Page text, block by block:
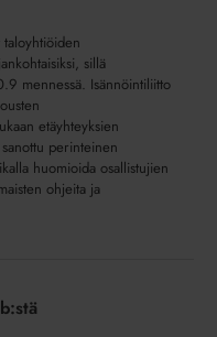
taloyhtiöiden
sillä
mennessä. Isännöintiliitto
etäyhteyksien
perinteinen
huomioida osallistujien
ohjeita ja